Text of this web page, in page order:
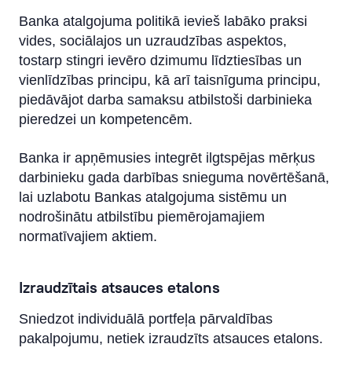
Banka atalgojuma politikā ievieš labāko praksi
vides, sociālajos un uzraudzības aspektos,
tostarp stingri ievēro dzimumu līdztiesības un
vienlīdzības principu, kā arī taisnīguma principu,
piedāvājot darba samaksu atbilstoši darbinieka
pieredzei un kompetencēm.
Banka ir apņēmusies integrēt ilgtspējas mērķus
darbinieku gada darbības snieguma novērtēšanā,
lai uzlabotu Bankas atalgojuma sistēmu un
nodrošinātu atbilstību piemērojamajiem
normatīvajiem aktiem.
Izraudzītais atsauces etalons
Sniedzot individuālā portfeļa pārvaldības
pakalpojumu, netiek izraudzīts atsauces etalons.